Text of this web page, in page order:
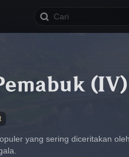
(IV)
yang sering diceritakan